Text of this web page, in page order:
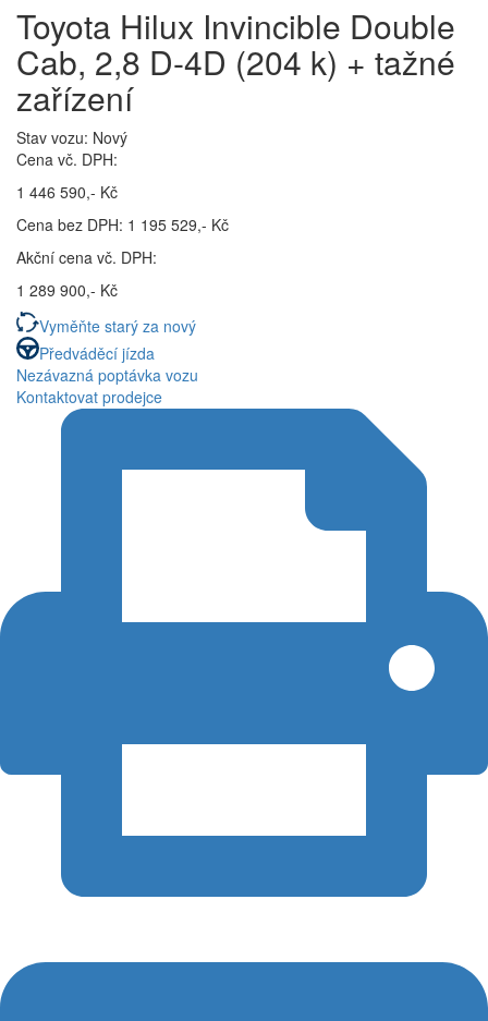
Toyota Hilux Invincible Double
Cab, 2,8 D-4D (204 k) + tažné
zařízení
Stav vozu: Nový
Cena vč. DPH:
1 446 590,- Kč
Cena bez DPH: 1 195 529,- Kč
Akční cena vč. DPH:
1 289 900,- Kč
Vyměňte starý za nový
Předváděcí jízda
Nezávazná poptávka vozu
Kontaktovat prodejce